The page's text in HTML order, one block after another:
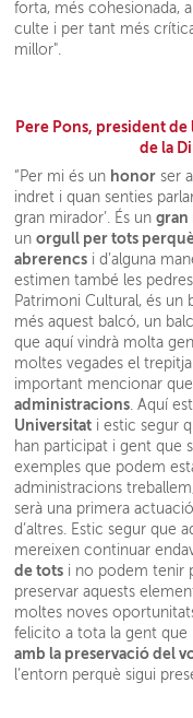
forta, més cohesionada,
culte i per tant més
millor".
Pere Pons, president de
de la
“Per mi és un honor ser
indret i quan senties
gran mirador’. És ungran
unorgull per tots
abrerencs i d’alguna
estimen també les
Patrimoni Cultural, és un
més aquest balcó, un
que aquí vindrà molta
moltes vegades el
important mencionar
administracions. Aquí
Universitat i estic segur
han participat i gent que
exemples que podem
administracions
serà una primera
d’altres. Estic segur que
mereixen continuar
de tots i no podem tenir
preservar aquests
moltes noves
felicito a tota la gent
amb la preservació del
l’entorn perquè sigui